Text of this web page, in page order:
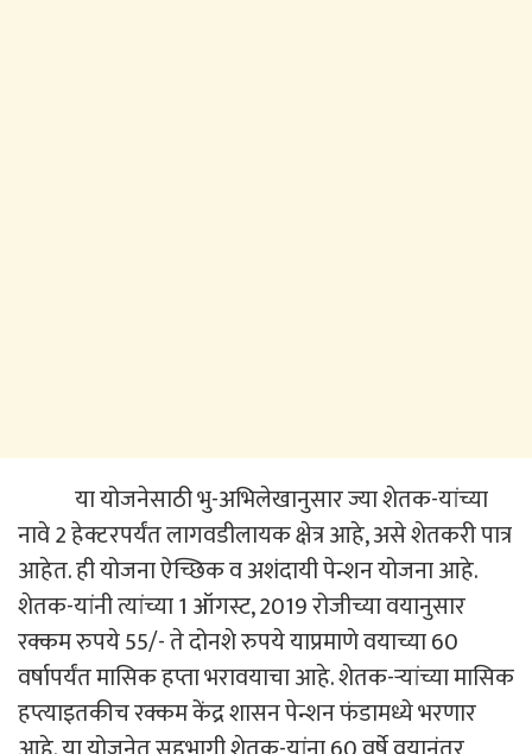
या योजनेसाठी भु-अभिलेखानुसार ज्या शेतक-यांच्या
नावे 2 हेक्टरपर्यंत लागवडीलायक क्षेत्र आहे, असे शेतकरी पात्र
आहेत. ही योजना ऐच्छिक व अशंदायी पेन्शन योजना आहे.
शेतक-यांनी त्यांच्या 1 ऑगस्ट, 2019 रोजीच्या वयानुसार
रक्कम रुपये 55/- ते दोनशे रुपये याप्रमाणे वयाच्या 60
वर्षापर्यंत मासिक हप्ता भरावयाचा आहे. शेतक-ऱ्यांच्या मासिक
हप्त्याइतकीच रक्कम केंद्र शासन पेन्शन फंडामध्ये भरणार